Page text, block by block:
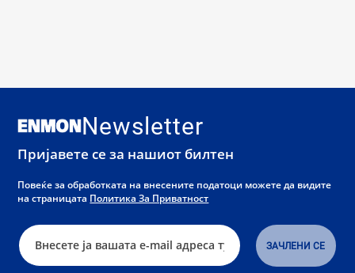
Newsletter
Пријавете се за нашиот билтен
Повеќе за обработката на внесените податоци можете да видите
на страницата Политика За Приватност